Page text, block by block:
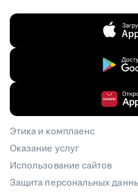
Этика и комплаенс
Оказание услуг
Использование сайтов
Защита персональных